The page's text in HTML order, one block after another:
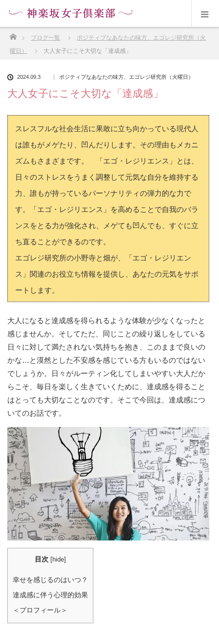
ブログ一覧
ポジティブなあなたの味方、エゴレジ研究所（火
曜日）
大人女子にこそ大切な「達成感」
2024.09.3 ポジティブなあなたの味方、エゴレジ研究所（火曜日）
大人女子にこそ大切な「達成感」
スレスフルな社会生活に果敢に立ち向かっている現代人
は誰もがメゲたり、凹んだりします。その理由もメカニ
ズムもさまざまです。 「エゴ・レジリエンス」とは、
日々のストレスをうまく調整して元気な自分を維持する
力、誰もが持っているパーソナリティの弾力的な力で
す。「エゴ・レジリエンス」を高めることで自我のバラ
ンスをとる力が強化され、メゲても凹んでも、すぐに立
ち直ることができるのです。
エゴレジ研究所の小野寺と畑が、「エゴ・レジリエン
ス」関連のお役立ち情報を提供し、あなたの元気をサポ
ートします。
大人になると達成感を得られるような体験が少なくなったと
感じませんか。そしてただ、同じことの繰り返しをしている
日々に対して満たされない気持ちを抱き、このままで良いの
かな…と漠然とした不安感を感じている方もいるのではない
でしょうか。日々がルーティン化してしまいやすい大人だか
らこそ、毎日を楽しく生きていくために、達成感を得ること
はとっても大切なことなのです。そこで今回は、達成感につ
いてのお話です。
目次 [hide]
幸せを感じるのはいつ？
達成感に伴う心理的効果
＜プロフィール＞